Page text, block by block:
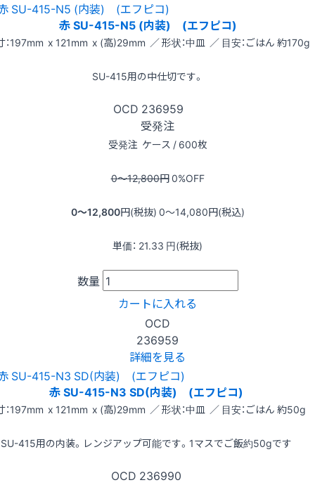
赤 SU-415-N5 (内装) (エフピコ)
：197mm x 121mm x (高)29mm ／ 形状：中皿 ／ 目安：ごはん 約170g
SU-415用の中仕切です。
OCD 236959
受発注
受発注 ケース / 600枚
0〜12,800円0%OFF
0〜12,800円(税抜) 0〜14,080円(税込)
単価： 21.33 円(税抜)
数量
カートに入れる
OCD
236959
詳細を見る
赤 SU-415-N3 SD(内装) (エフピコ)
：197mm x 121mm x (高)29mm ／ 形状：中皿 ／ 目安：ごはん 約50g
SU-415用の内装。レンジアップ可能です。1マスでご飯約50gです
OCD 236990